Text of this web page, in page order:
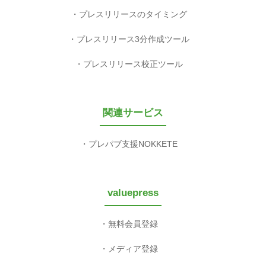
プレスリリースのタイミング
プレスリリース3分作成ツール
プレスリリース校正ツール
関連サービス
プレパブ支援NOKKETE
valuepress
無料会員登録
メディア登録